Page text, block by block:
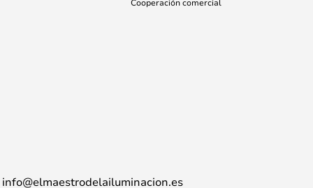
Cooperación comercial
info@elmaestrodelailuminacion.es